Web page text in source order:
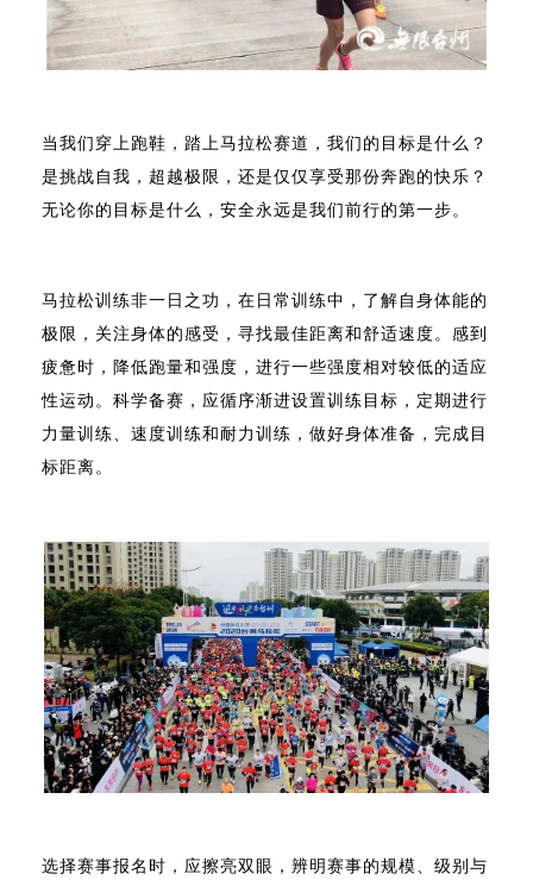
当我们穿上跑鞋，踏上马拉松赛道，我们的目标是什么？
是挑战自我，超越极限，还是仅仅享受那份奔跑的快乐？
无论你的目标是什么，安全永远是我们前行的第一步。
马拉松训练非一日之功，在日常训练中，了解自身体能的
极限，关注身体的感受，寻找最佳距离和舒适速度。感到
疲惫时，降低跑量和强度，进行一些强度相对较低的适应
性运动。科学备赛，应循序渐进设置训练目标，定期进行
力量训练、速度训练和耐力训练，做好身体准备，完成目
标距离。
选择赛事报名时，应擦亮双眼，辨明赛事的规模、级别与